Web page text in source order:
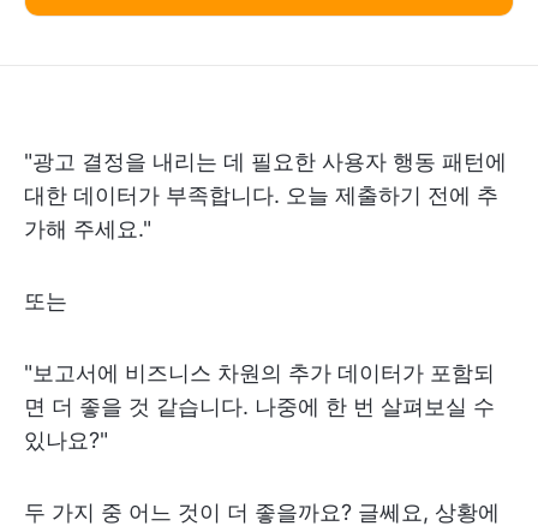
"광고 결정을 내리는 데 필요한 사용자 행동 패턴에
대한 데이터가 부족합니다. 오늘 제출하기 전에 추
가해 주세요."
또는
"보고서에 비즈니스 차원의 추가 데이터가 포함되
면 더 좋을 것 같습니다. 나중에 한 번 살펴보실 수
있나요?"
두 가지 중 어느 것이 더 좋을까요? 글쎄요, 상황에